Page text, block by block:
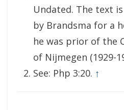
Undated. The text
by Brandsma for a
he was prior of the
of Nijmegen (1929-
See: Php 3:20. ↑